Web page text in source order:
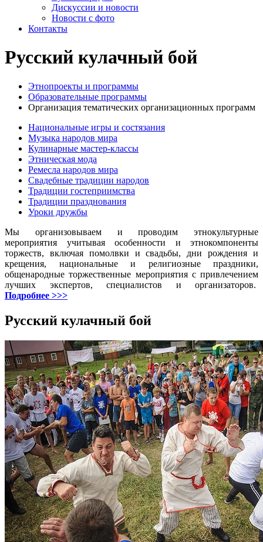
Дискуссии и новости
Новости с фото
Контакты
Русский кулачный бой
Этнопроекты и программы
Образовательные программы
Организация тематических организационных программ
Национальные игры и состязания
Музыка народов мира
Кулинарные мастер-классы
Этническая мода
Ремесла народов мира
Свадебные традиции народов
Традиции гостеприимства
Традиции празднования
Уроки дружбы
Мы организовываем и проводим этнокультурные
мероприятия учитывая особенности и этнокомпоненты
торжеств, включая помолвки и свадьбы, дни рождения и
крещения, национальные и религиозные праздники,
общенародные торжественные мероприятия с привлечением
лучших экспертов, специалистов и организаторов.
Подробнее >>>
Русский кулачный бой